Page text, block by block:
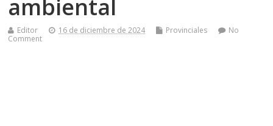
ambiental
Editor 16 de diciembre de 2024 Provinciales
No
Comment